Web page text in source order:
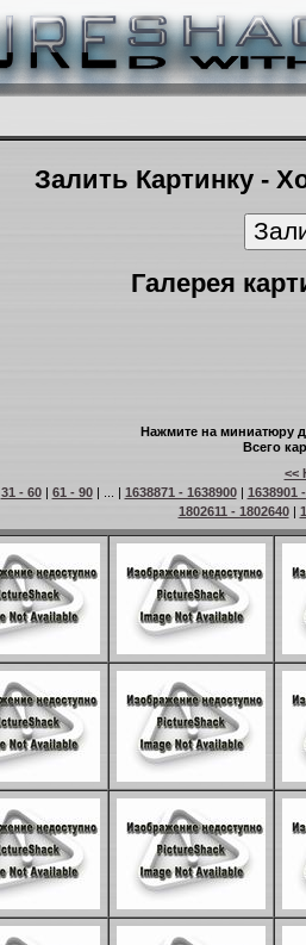
Залить Картинку -
Галерея
Нажмите на миниатюру
Всего
<<
31 - 60| 61 - 90| ... | 1638871 - 1638900| 1638901
1802611 - 1802640|